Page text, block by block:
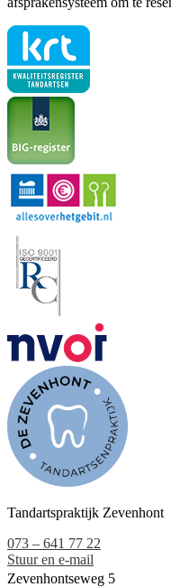
Tandartspraktijk Zevenhont
073 – 641 77 22
Stuur en e-mail
Zevenhontseweg 5